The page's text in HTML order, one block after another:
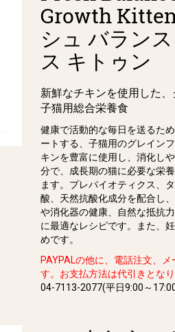
Growth
シュ バラン
ス キトゥン
新鮮なチキンを使用した
子猫用総合栄養食
健康で活動的な毎日を送るた
ートする、子猫用のグレイン
キンを豊富に使用し、消化し
分で、成長期の猫に必要な栄
ます。プレバイオティクス、
酸、天然抗酸化成分を配合し
や消化器の健康、自然な抵抗
に最適なレシピです。また、
めです。
PAYPALの他に、電話注文、
す。お支払方法は代引きとなり
04-7113-2077(平日9:00～